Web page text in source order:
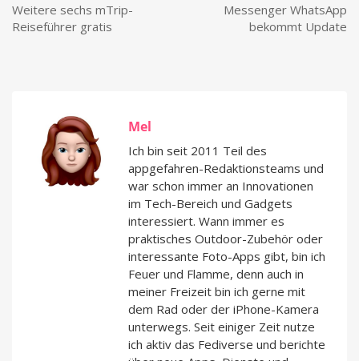
Weitere sechs mTrip-
Reiseführer gratis
Messenger WhatsApp
bekommt Update
Mel
Ich bin seit 2011 Teil des
appgefahren-Redaktionsteams und
war schon immer an Innovationen
im Tech-Bereich und Gadgets
interessiert. Wann immer es
praktisches Outdoor-Zubehör oder
interessante Foto-Apps gibt, bin ich
Feuer und Flamme, denn auch in
meiner Freizeit bin ich gerne mit
dem Rad oder der iPhone-Kamera
unterwegs. Seit einiger Zeit nutze
ich aktiv das Fediverse und berichte